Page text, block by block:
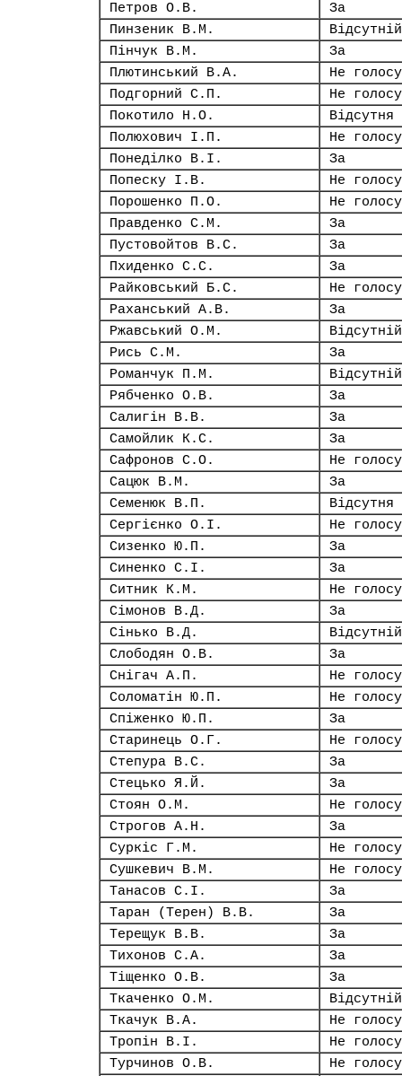
Петров О.В.
За
Пинзеник В.М.
Відсутній
Пінчук В.М.
За
Плютинський В.А.
Не
Подгорний С.П.
Не
Покотило Н.О.
Відсутня
Полюхович І.П.
Не
Понеділко В.І.
За
Попеску І.В.
Не
Порошенко П.О.
Не
Правденко С.М.
За
Пустовойтов В.С.
За
Пхиденко С.С.
За
Райковський Б.С.
Не
Раханський А.В.
За
Ржавський О.М.
Відсутній
Рись С.М.
За
Романчук П.М.
Відсутній
Рябченко О.В.
За
Салигін В.В.
За
Самойлик К.С.
За
Сафронов С.О.
Не
Сацюк В.М.
За
Семенюк В.П.
Відсутня
Сергієнко О.І.
Не
Сизенко Ю.П.
За
Синенко С.І.
За
Ситник К.М.
Не
Сімонов В.Д.
За
Сінько В.Д.
Відсутній
Слободян О.В.
За
Снігач А.П.
Не
Соломатін Ю.П.
Не
Спіженко Ю.П.
За
Старинець О.Г.
Не
Степура В.С.
За
Стецько Я.Й.
За
Стоян О.М.
Не
Строгов А.Н.
За
Суркіс Г.М.
Не
Сушкевич В.М.
Не
Танасов С.І.
За
Таран (Терен) В.В.
За
Терещук В.В.
За
Тихонов С.А.
За
Тіщенко О.В.
За
Ткаченко О.М.
Відсутній
Ткачук В.А.
Не
Тропін В.І.
Не
Турчинов О.В.
Не